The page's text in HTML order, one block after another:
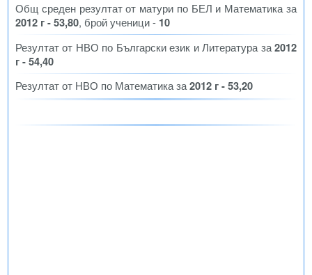
Общ среден резултат от матури по БЕЛ и Математика за
2012 г - 53,80, брой ученици - 10
Резултат от НВО по Български език и Литература за2012
г - 54,40
Резултат от НВО по Математика за2012 г - 53,20